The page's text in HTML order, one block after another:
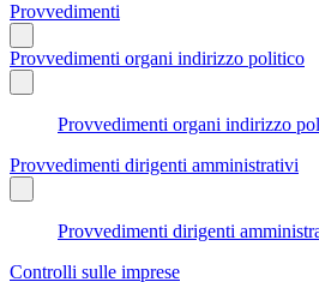
Provvedimenti
Provvedimenti organi indirizzo politico
Provvedimenti organi indirizzo
Provvedimenti dirigenti amministrativi
Provvedimenti dirigenti
Controlli sulle imprese